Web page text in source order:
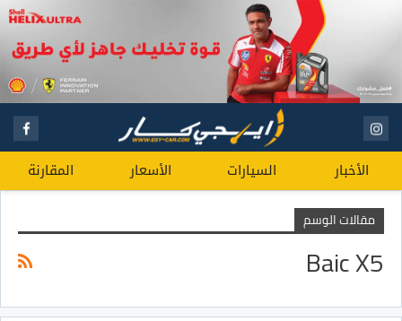
الأخبار السيارات الأسعار المقارنة
مقالات الوسم
Baic X5